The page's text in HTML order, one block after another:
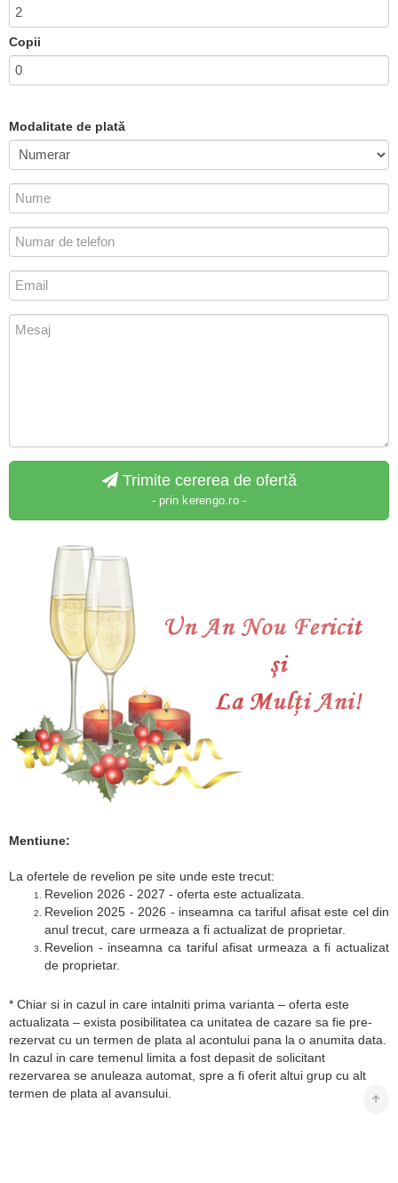
Copii
Modalitate de plată
Trimite cererea de ofertă
- prin kerengo.ro -
Mentiune:
La ofertele de revelion pe site unde este trecut:
Revelion 2026 - 2027 - oferta este actualizata.
Revelion 2025 - 2026 - inseamna ca tariful afisat este cel din
anul trecut, care urmeaza a fi actualizat de proprietar.
Revelion - inseamna ca tariful afisat urmeaza a fi actualizat
de proprietar.
* Chiar si in cazul in care intalniti prima varianta – oferta este
actualizata – exista posibilitatea ca unitatea de cazare sa fie pre-
rezervat cu un termen de plata al acontului pana la o anumita data.
In cazul in care temenul limita a fost depasit de solicitant
rezervarea se anuleaza automat, spre a fi oferit altui grup cu alt
termen de plata al avansului.